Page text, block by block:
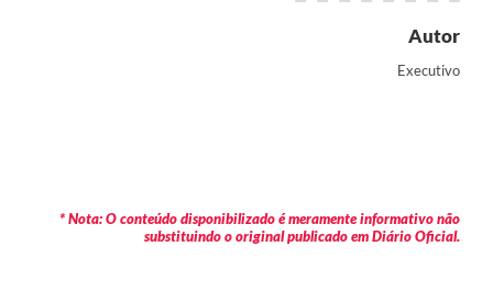
Autor
Executivo
* Nota: O conteúdo disponibilizado é meramente informativo não
substituindo o original publicado em Diário Oficial.